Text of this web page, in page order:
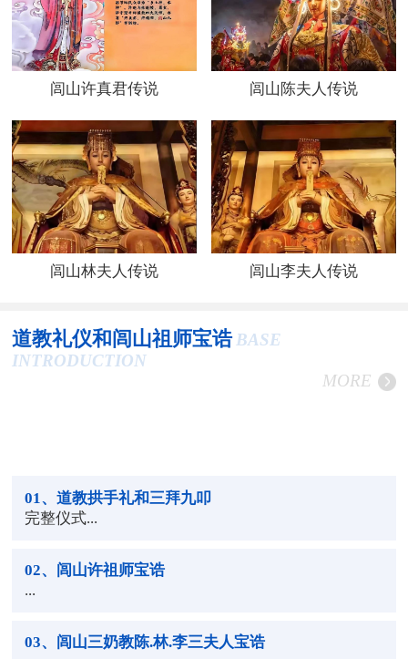
闾山许真君传说 闾山陈夫人传说
闾山林夫人传说 闾山李夫人传说
道教礼仪和闾山祖师宝诰 BASE
INTRODUCTION
MORE
01 、道教拱手礼和三拜九叩
完整仪式...
02、闾山许祖师宝诰
...
03、闾山三奶教陈.林.李三夫人宝诰